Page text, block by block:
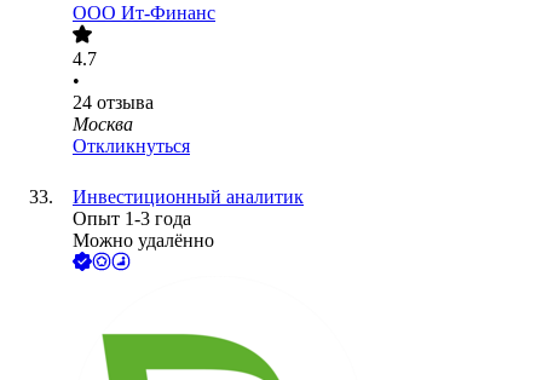
ООО Ит-Финанс
4.7
•
24 отзыва
Москва
Откликнуться
Инвестиционный аналитик
Опыт 1-3 года
Можно удалённо